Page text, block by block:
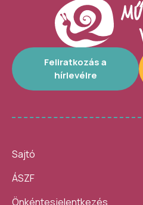
Feliratkozás a
hírlevélre
Sajtó
ÁSZF
Önkéntesjelentkezés